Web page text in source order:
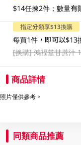
$14任揀2件；數量有
指定分類享$13換購
每買1件，即可以$13
[换購]鴻褔堂甘蔗汁
商品詳情
照片僅供參考。
同類商品推薦